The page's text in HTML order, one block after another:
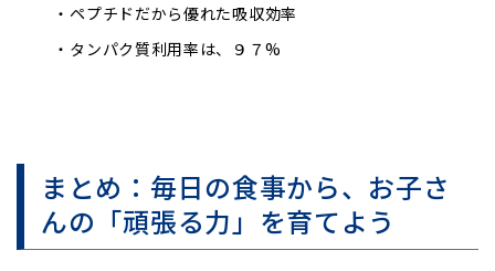
・ペプチドだから優れた吸収効率
・タンパク質利用率は、９７%
まとめ：毎日の食事から、お子さ
んの「頑張る力」を育てよう